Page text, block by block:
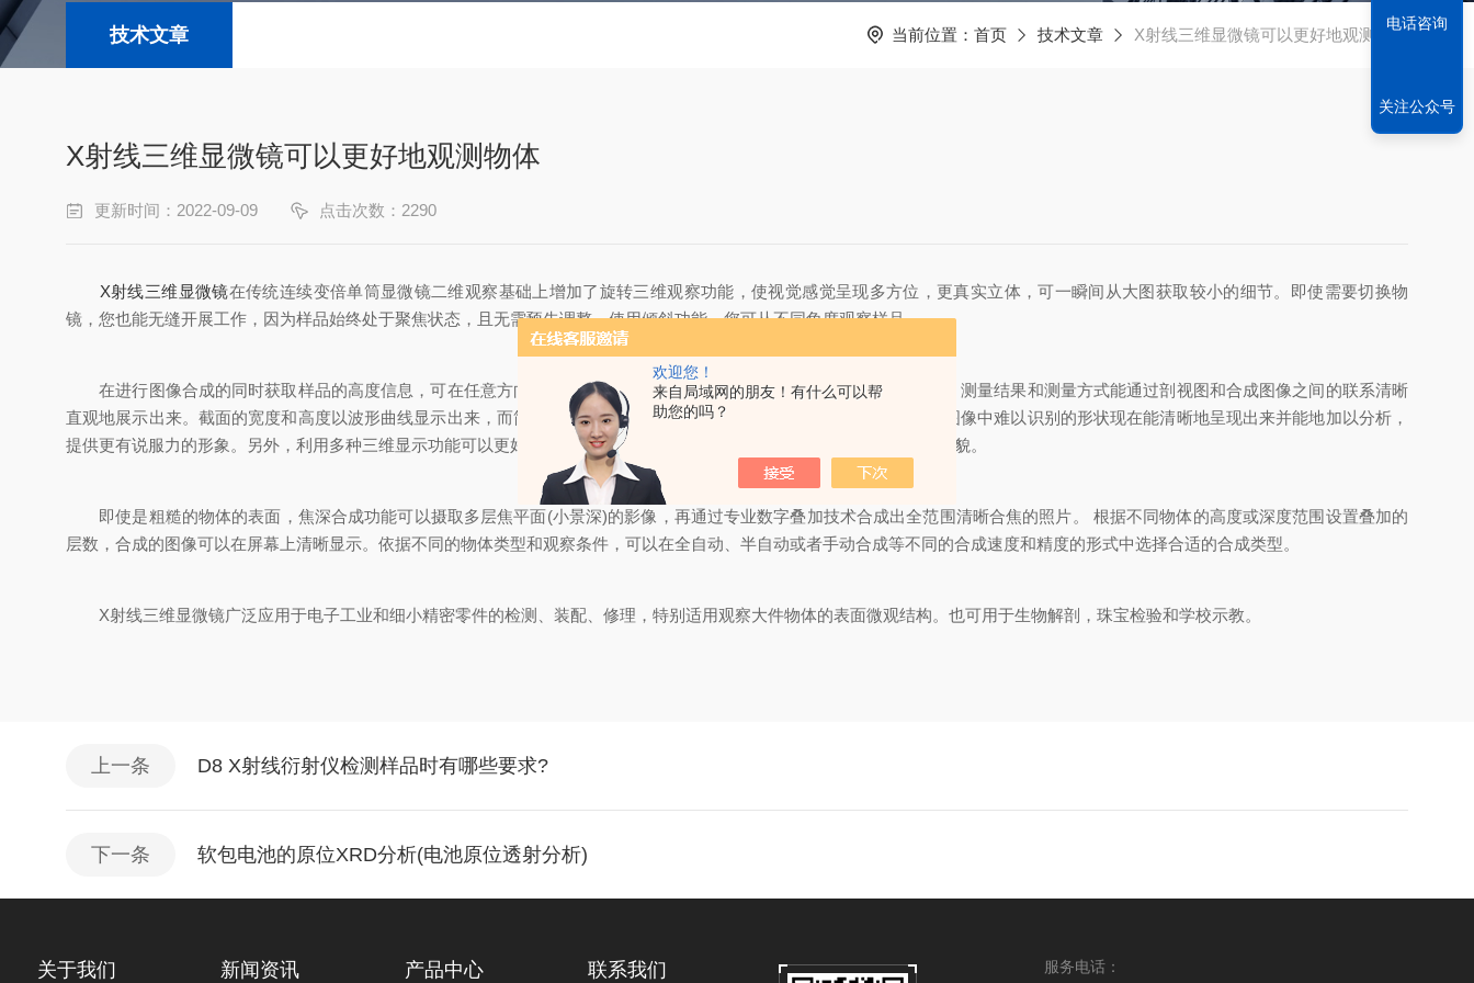
欢迎您！
来自局域网的朋友！有什么可以帮
助您的吗？
技术文章 当前位置： 首页 技术文章 X射线三维显微镜可以更好地观测物体
X射线三维显微镜可以更好地观测物体
更新时间：2022-09-09 点击次数：2290
X射线三维显微镜在传统连续变倍单筒显微镜二维观察基础上增加了旋转三维观察功能，使视觉感觉呈现多方位，更真实立体，可一瞬间从大图获取较小的细节。即使需要切换物
镜，您也能无缝开展工作，因为样品始终处于聚焦状态，且无需预先调整，使用倾斜功能，您可从不同角度观察样品。
在进行图像合成的同时获取样品的高度信息，可在任意方向上获得剖视截面图。高度、宽度和凹凸都显示在一个图中，测量结果和测量方式能通过剖视图和合成图像之间的联系清晰
直观地展示出来。截面的宽度和高度以波形曲线显示出来，而简洁的切片标志则清楚地表示出截面的位置和方向。在二维图像中难以识别的形状现在能清晰地呈现出来并能地加以分析，
提供更有说服力的形象。另外，利用多种三维显示功能可以更好地帮助使用者身临其境地了解和把握观测对象的实际立体形貌。
即使是粗糙的物体的表面，焦深合成功能可以摄取多层焦平面(小景深)的影像，再通过专业数字叠加技术合成出全范围清晰合焦的照片。 根据不同物体的高度或深度范围设置叠加的
层数，合成的图像可以在屏幕上清晰显示。依据不同的物体类型和观察条件，可以在全自动、半自动或者手动合成等不同的合成速度和精度的形式中选择合适的合成类型。
X射线三维显微镜广泛应用于电子工业和细小精密零件的检测、装配、修理，特别适用观察大件物体的表面微观结构。也可用于生物解剖，珠宝检验和学校示教。
上一条 D8 X射线衍射仪检测样品时有哪些要求?
下一条 软包电池的原位XRD分析(电池原位透射分析)
关于我们 新闻资讯 产品中心 联系我们 服务电话：
电话咨询
关注公众号